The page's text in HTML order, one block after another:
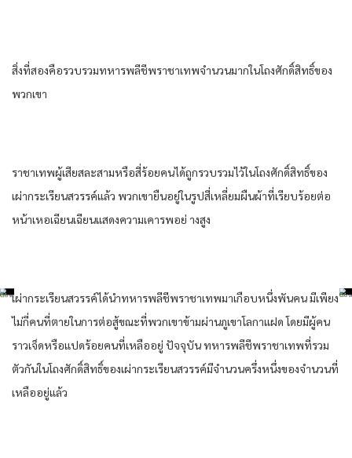
สิ่งที่สอง​คือ​รวบรวม​ทหาร​พลีชีพ​ราชา​เทพ​จำนวนมาก​ใน​โถงศักดิ์สิทธิ์​ของ​
พวกเขา​
ราชา​เทพ​ผู้เสียสละ​สามหรือ​สี่ร้อย​คน​ได้​ถูก​รวบรวม​ไว้​ใน​โถงศักดิ์สิทธิ์​ของ​
เผ่า​กระเรียน​สวรรค์​แล้ว​ พวกเขา​ยืน​อยู่​ใน​รูปสี่เหลี่ยมผืนผ้า​ที่​เรียบร้อย​ต่อ
หน้า​เห​อเฉียนเฉียน​แสดง​ความเคารพ​อย่ าง​สูง
เผ่า​กระเรียน​สวรรค์​ได้​นำ​ทหาร​พลีชีพ​ราชา​เทพ​มาเกือบ​หนึ่ง​พัน​คน​ มีเพียง​
ไม่กี่​คน​ที่​ตาย​ใน​การต่อสู้​ขณะที่​พวกเขา​ข้าม​ผ่าน​ภูเขา​โลกา​แฝด​ โดย​มีผู้คน​
ราว​เจ็ด​หรือ​แปด​ร้อย​คน​ที่​เหลืออยู่ ปัจจุบัน​ ทหาร​พลีชีพ​ราชา​เทพ​ที่​รวม
ตัวกัน​ใน​โถงศักดิ์สิทธิ์​ของ​เผ่า​กระเรียน​สวรรค์​มีจำนวน​ครึ่งหนึ่ง​ของ​จำนวน​ที่​
เหลืออยู่​แล้ว